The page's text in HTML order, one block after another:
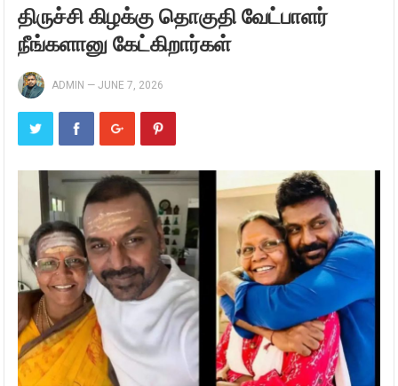
திருச்சி கிழக்கு தொகுதி வேட்பாளர்
நீங்களானு கேட்கிறார்கள்
ADMIN —JUNE 7, 2026